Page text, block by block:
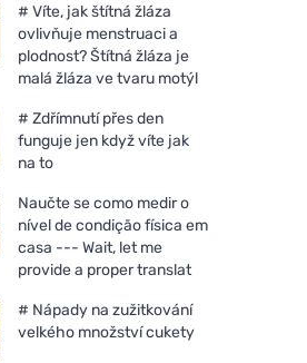
# Víte, jak štítná žláza
ovlivňuje menstruaci a
plodnost? Štítná žláza je
malá žláza ve tvaru motýl
# Zdřímnutí přes den
funguje jen když víte jak
na to
Naučte se como medir o
nível de condição física em
casa --- Wait, let me
provide a proper translat
# Nápady na zužitkování
velkého množství cukety